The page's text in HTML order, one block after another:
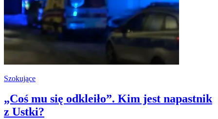
Szokujące
„Coś mu się odkleiło”. Kim jest napastnik
z Ustki?